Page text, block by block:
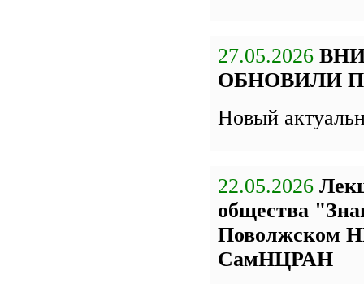
27.05.2026
ОБНОВИЛИ
Новый
22.05.2026
общества
Поволжском
СамНЦРАН